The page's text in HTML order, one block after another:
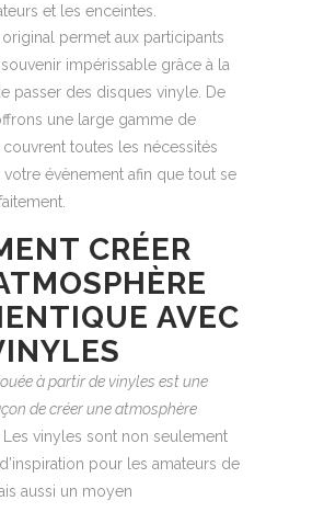
et les enceintes.
permet aux participants
impérissable grâce à la
passer des disques vinyle. De
une large gamme de
toutes les nécessités
votre évènement afin que tout se
CRÉER
AVEC
à partir de vinyles est une
de créer une atmosphère
Les vinyles sont non seulement
pour les amateurs de
aussi un moyen